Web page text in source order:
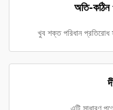
অতি-কঠিন
খুব শক্ত পরিধান প্রতিরোধ